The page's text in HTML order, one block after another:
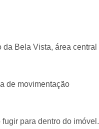
Bela Vista, área central
de movimentação
para dentro do imóvel.